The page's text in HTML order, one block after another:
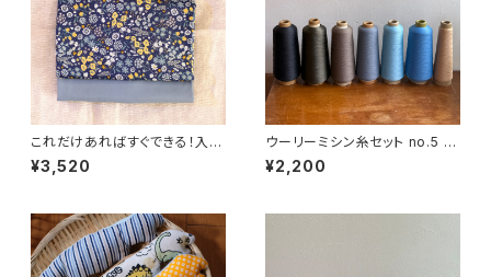
これだけあればすぐできる！入園
入学グッズ製作セット_花柄
¥3,520
ウーリーミシン糸セット no.5 ブ
ルー&グレー
¥2,200